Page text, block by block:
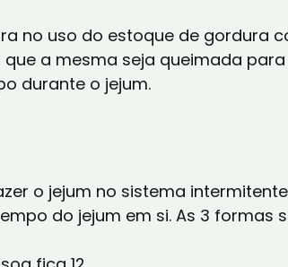
no uso do estoque de gordura
a mesma seja queimada
durante o jejum.
o jejum no sistema
do jejum em si. As 3 formas